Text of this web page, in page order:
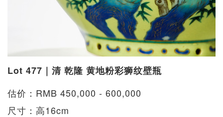
Lot 477｜清 乾隆 黄地粉彩狮纹壁瓶
估价：RMB 450,000 - 600,000
尺寸：高16cm